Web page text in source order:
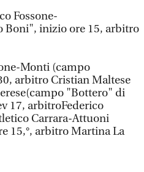
Fossone-
Boni", inizio ore 15, arbitro
Monti (campo
arbitro Cristian Maltese
"Bottero" di
17, arbitroFederico
Carrara-Attuoni
15,°, arbitro Martina La